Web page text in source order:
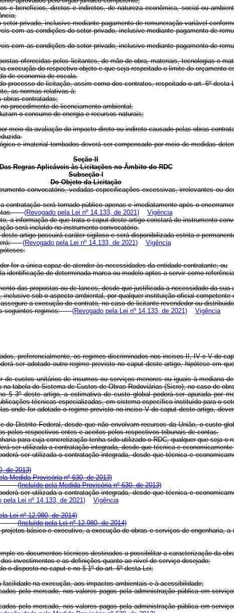
e benefícios, diretos e indiretos, de natureza econômica, social ou
privado, inclusive mediante pagamento de remuneração variável
com as condições do setor privado, inclusive mediante pagamento de
com as condições do setor privado, inclusive mediante pagamento de
oferecidas pelos licitantes, de mão de obra, materiais, tecnologias e
do respectivo objeto e que seja respeitado o limite do orçamento
de economia de escala.
do processo de licitação, assim como dos contratos, respeitado o art. 6º
as normas relativas à:
obras contratadas;
procedimento de licenciamento ambiental;
o consumo de energia e recursos naturais;
meio da avaliação do impacto direto ou indireto causado pelas obras
e imaterial tombados deverá ser compensado por meio de medidas
Seção II
Regras Aplicáveis às Licitações no Âmbito do RDC
Subseção I
Do Objeto da Licitação
convocatório, vedadas especificações excessivas, irrelevantes
será tornado público apenas e imediatamente após o
(Revogado pela Lei nº 14.133, de 2021)
Vigência
a informação de que trata ocaputdeste artigo constará do instrumento
será incluído no instrumento convocatório.
deste artigo possuirá caráter sigiloso e será disponibilizada estrita e
(Revogado pela Lei nº 14.133, de 2021)
Vigência
for a única capaz de atender às necessidades da entidade contratante; ou
identificação de determinada marca ou modelo aptos a servir como
das propostas ou de lances, desde que justificada a necessidade da sua
sob o aspecto ambiental, por qualquer instituição oficial competente
a execução do contrato, no caso de licitante revendedor ou
os seguintes regimes:(Revogado pela Lei nº 14.133, de 2021)
Vigência
preferencialmente, os regimes discriminados nos incisos II, IV e V do
ser adotado outro regime previsto nocaputdeste artigo, hipótese em
custos unitários de insumos ou serviços menores ou iguais à mediana
tabela do Sistema de Custos de Obras Rodoviárias (Sicro), no caso de
§ 3º deste artigo, a estimativa de custo global poderá ser apurada por
técnicas especializadas, em sistema específico instituído para o
onde for adotado o regime previsto no inciso V docaputdeste artigo,
Distrito Federal, desde que não envolvam recursos da União, o custo
pelos respectivos entes e aceitos pelos respectivos tribunais de contas.
para cuja concretização tenha sido utilizado o RDC, qualquer que seja o
ser utilizada a contratação integrada, desde que técnica e
ser utilizada a contratação integrada, desde que técnica e
de 2013)
Medida Provisória nº 630, de 2013)
(Incluído pela Medida Provisória nº 630, de 2013)
ser utilizada a contratação integrada, desde que técnica e
pela Lei nº 14.133, de 2021)
Vigência
Lei nº 12.980, de 2014)
(Incluído pela Lei nº 12.980, de 2014)
básico e executivo, a execução de obras e serviços de engenharia,
os documentos técnicos destinados a possibilitar a caracterização da
investimentos e as definições quanto ao nível de serviço desejado;
o disposto nocapute no § 1º do art. 6º desta Lei;
na execução, aos impactos ambientais e à acessibilidade;
pelo mercado, nos valores pagos pela administração pública em
pelo mercado, nos valores pagos pela administração pública em